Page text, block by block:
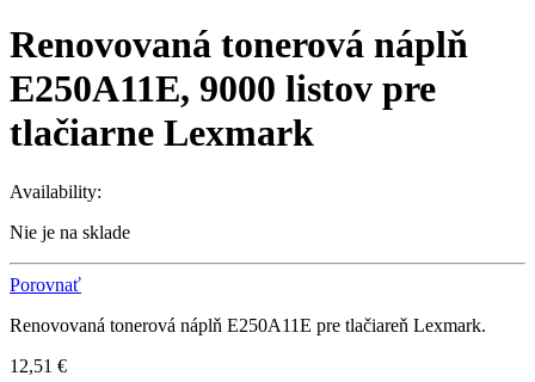
Renovovaná tonerová náplň
E250A11E, 9000 listov pre
tlačiarne Lexmark
Availability:
Nie je na sklade
Porovnať
Renovovaná tonerová náplň E250A11E pre tlačiareň Lexmark.
12,51 €